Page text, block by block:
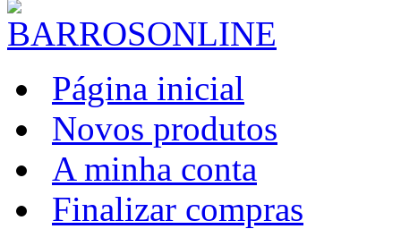
Página inicial
Novos produtos
A minha conta
Finalizar compras